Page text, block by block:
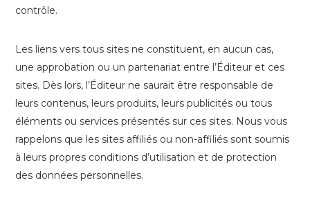
contrôle.
Les liens vers tous sites ne constituent, en aucun cas,
une approbation ou un partenariat entre l’Éditeur et ces
sites. Dès lors, l’Éditeur ne saurait être responsable de
leurs contenus, leurs produits, leurs publicités ou tous
éléments ou services présentés sur ces sites. Nous vous
rappelons que les sites affiliés ou non-affiliés sont soumis
à leurs propres conditions d’utilisation et de protection
des données personnelles.